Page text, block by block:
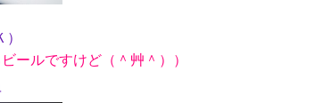
）
ールですけど（＾艸＾））